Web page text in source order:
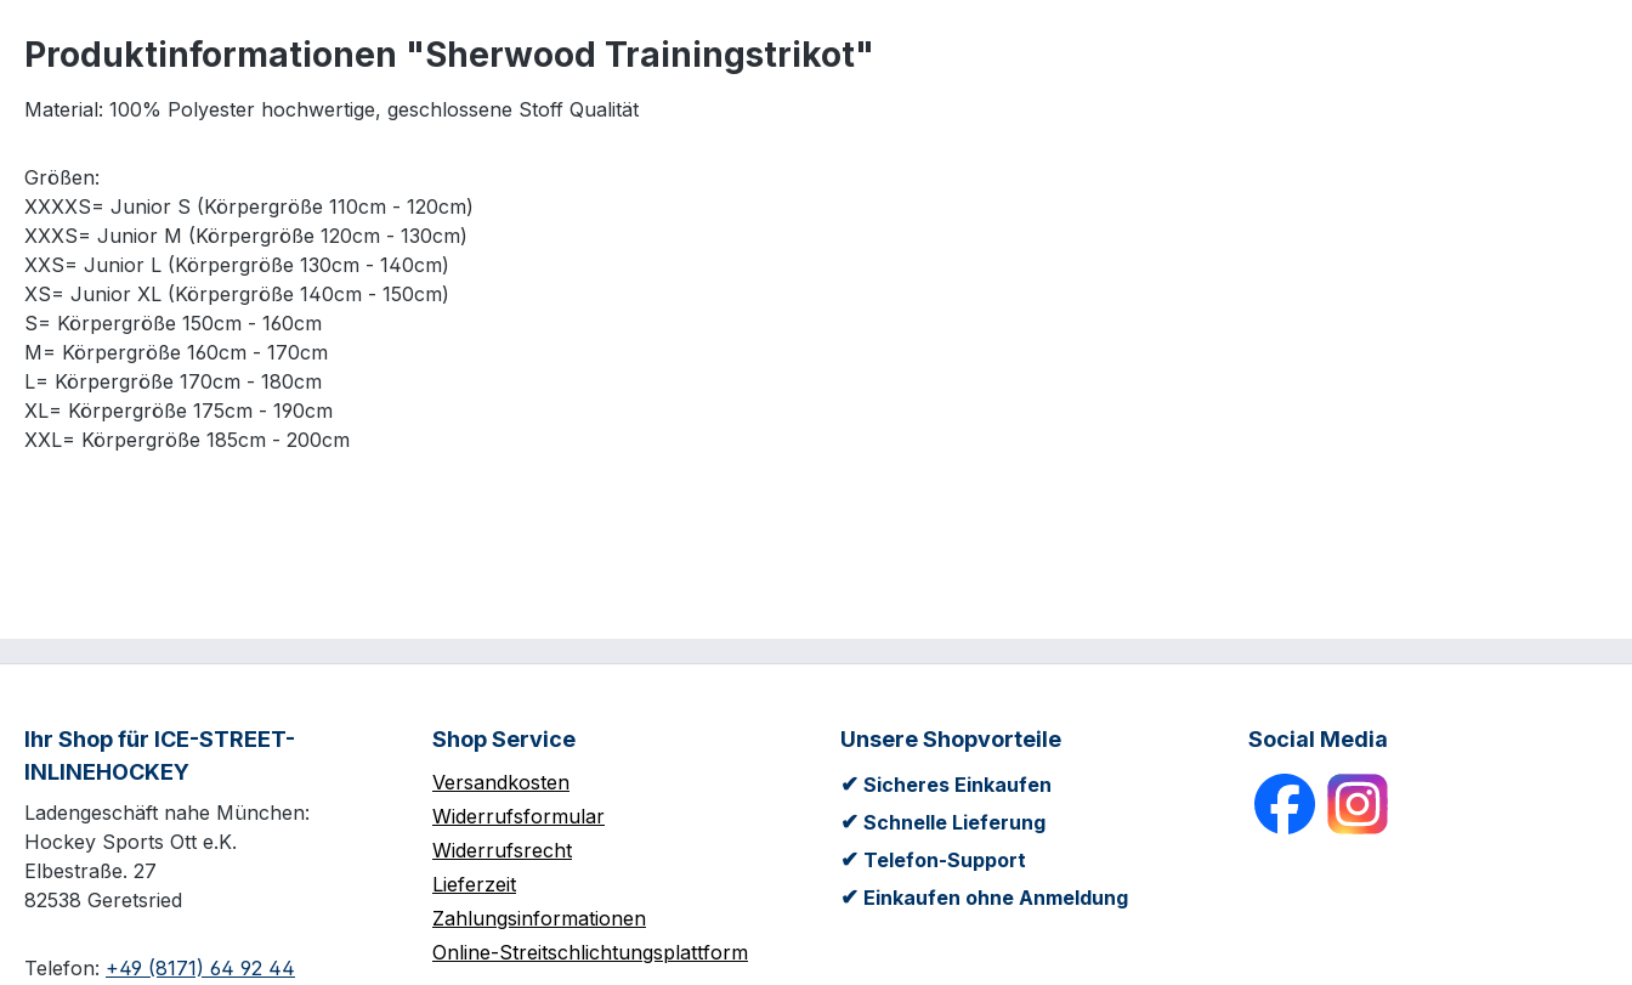
Produktinformationen "Sherwood Trainingstrikot"
Material: 100% Polyester hochwertige, geschlossene Stoff Qualität
Größen:
XXXXS= Junior S (Körpergröße 110cm - 120cm)
XXXS= Junior M (Körpergröße 120cm - 130cm)
XXS= Junior L (Körpergröße 130cm - 140cm)
XS= Junior XL (Körpergröße 140cm - 150cm)
S= Körpergröße 150cm - 160cm
M= Körpergröße 160cm - 170cm
L= Körpergröße 170cm - 180cm
XL= Körpergröße 175cm - 190cm
XXL= Körpergröße 185cm - 200cm
Ihr Shop für ICE-STREET-
INLINEHOCKEY
Ladengeschäft nahe München:
Hockey Sports Ott e.K.
Elbestraße. 27
82538 Geretsried
Telefon: +49 (8171) 64 92 44
Shop Service
Versandkosten
Widerrufsformular
Widerrufsrecht
Lieferzeit
Zahlungsinformationen
Online-Streitschlichtungsplattform
Unsere Shopvorteile
✔ Sicheres Einkaufen
✔ Schnelle Lieferung
✔ Telefon-Support
✔ Einkaufen ohne Anmeldung
Social Media